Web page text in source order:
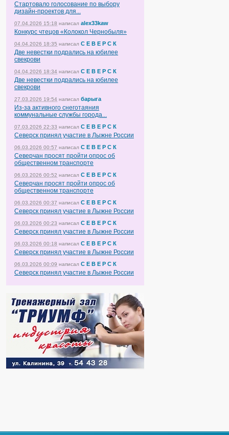
Стартовало голосование по выбору
дизайн-проектов для...
07.04.2026 15:18 написал alex33kaw
Конкурс чтецов «Колокол Чернобыля»
04.04.2026 18:35 написал С Е В Е Р С К
Две невестки подрались на юбилее
свекрови
04.04.2026 18:34 написал С Е В Е Р С К
Две невестки подрались на юбилее
свекрови
27.03.2026 19:54 написал барыга
Из-за активного снеготаяния
коммунальные службы города...
07.03.2026 22:33 написал С Е В Е Р С К
Северск принял участие в Лыжне России
06.03.2026 00:57 написал С Е В Е Р С К
Северчан просят пройти опрос об
общественном транспорте
06.03.2026 00:52 написал С Е В Е Р С К
Северчан просят пройти опрос об
общественном транспорте
06.03.2026 00:37 написал С Е В Е Р С К
Северск принял участие в Лыжне России
06.03.2026 00:23 написал С Е В Е Р С К
Северск принял участие в Лыжне России
06.03.2026 00:18 написал С Е В Е Р С К
Северск принял участие в Лыжне России
06.03.2026 00:09 написал С Е В Е Р С К
Северск принял участие в Лыжне России